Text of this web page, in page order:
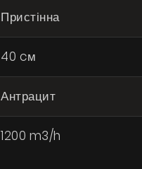
Пристінна
40 cм
Антрацит
1200 m3/h